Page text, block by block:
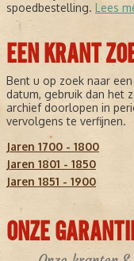
spoedbestelling. Lees
EEN KRANT
Bent u op zoek naar
datum, gebruik dan het
archief doorlopen in
vervolgens te verfijnen.
Jaren 1700 - 1800
Jaren 1801 - 1850
Jaren 1851 - 1900
ONZE